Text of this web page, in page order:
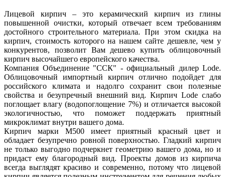
Лицевой кирпич – это керамический кирпич из глины
повышенной очистки, который отвечает всем требованиям
достойного строительного материала. При этом скидка на
кирпич, стоимость которого на нашем сайте дешевле, чем у
конкурентов, позволит Вам дешево купить облицовочный
кирпич высочайшего европейского качества.
Компания Объединение "ССК" - официальный дилер Lode.
Облицовочный импортный кирпич отлично подойдет для
российского климата и надолго сохранит свои полезные
свойства и безупречный внешний вид. Кирпич Lode слабо
поглощает влагу (водопоглощение 7%) и отличается высокой
экологичностью, что поможет поддержать приятный
микроклимат внутри вашего дома.
Кирпич марки М500 имеет приятный красный цвет и
обладает безупречно ровной поверхностью. Гладкий кирпич
не только выгодно подчеркнет геометрию вашего дома, но и
придаст ему благородный вид. Проекты домов из кирпича
всегда выглядят красиво и современно, потому что лицевой